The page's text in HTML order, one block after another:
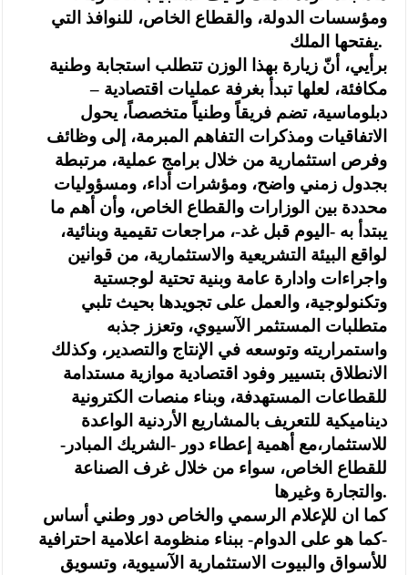
ومؤسسات الدولة، والقطاع الخاص، للنوافذ التي
يفتحها الملك.
برأيي، أنّ زيارة بهذا الوزن تتطلب استجابة وطنية
مكافئة، لعلها تبدأ بغرفة عمليات اقتصادية –
دبلوماسية، تضم فريقاً وطنياً متخصصاً، يحول
الاتفاقيات ومذكرات التفاهم المبرمة، إلى وظائف
وفرص استثمارية من خلال برامج عملية، مرتبطة
بجدول زمني واضح، ومؤشرات أداء، ومسؤوليات
محددة بين الوزارات والقطاع الخاص، وأن أهم ما
يبتدأ به -اليوم قبل غد-، مراجعات تقيمية وبنائية،
لواقع البيئة التشريعية والاستثمارية، من قوانين
واجراءات وادارة عامة وبنية تحتية لوجستية
وتكنولوجية، والعمل على تجويدها بحيث تلبي
متطلبات المستثمر الآسيوي، وتعزز جذبه
واستمراريته وتوسعه في الإنتاج والتصدير، وكذلك
الانطلاق بتسيير وفود اقتصادية موازية مستدامة
للقطاعات المستهدفة، وبناء منصات الكترونية
ديناميكية للتعريف بالمشاريع الأردنية الواعدة
للاستثمار،مع أهمية إعطاء دور -الشريك المبادر-
للقطاع الخاص، سواء من خلال غرف الصناعة
والتجارة وغيرها.
كما ان للإعلام الرسمي والخاص دور وطني أساس
-كما هو على الدوام- ببناء منظومة اعلامية احترافية
للأسواق والبيوت الاستثمارية الآسيوية، وتسويق